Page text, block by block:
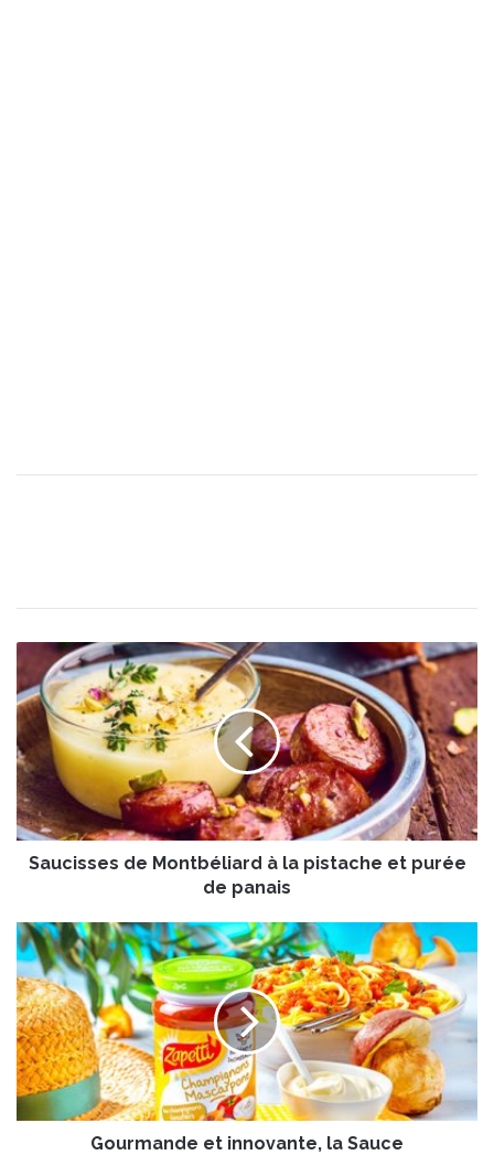
a
u
i
s
s
e
s
o
n
t
b
é
l
i
a
Saucisses de Montbéliard à la pistache et purée
de panais
G
o
u
r
m
a
n
d
e
Gourmande et innovante, la Sauce